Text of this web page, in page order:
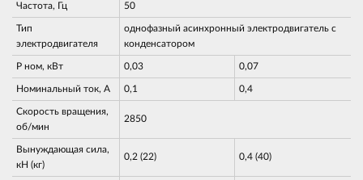
Частота, Гц 50
Тип
электродвигателя
однофазный асинхронный электродвигатель с
конденсатором
Р ном, кВт 0,03 0,07
Номинальный ток, А 0,1 0,4
Скорость вращения,
об/мин
2850
Вынуждающая сила,
кН (кг)
0,2 (22) 0,4 (40)